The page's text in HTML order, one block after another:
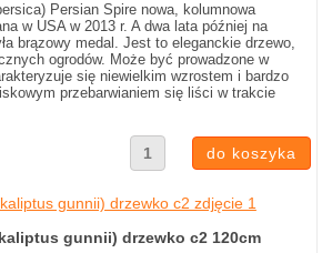
Persian Spire nowa, kolumnowa
w USA w 2013 r. A dwa lata później na
brązowy medal. Jest to eleganckie drzewo,
ogrodów. Może być prowadzone w
się niewielkim wzrostem i bardzo
przebarwianiem się liści w trakcie
gunnii) drzewko c2 120cm